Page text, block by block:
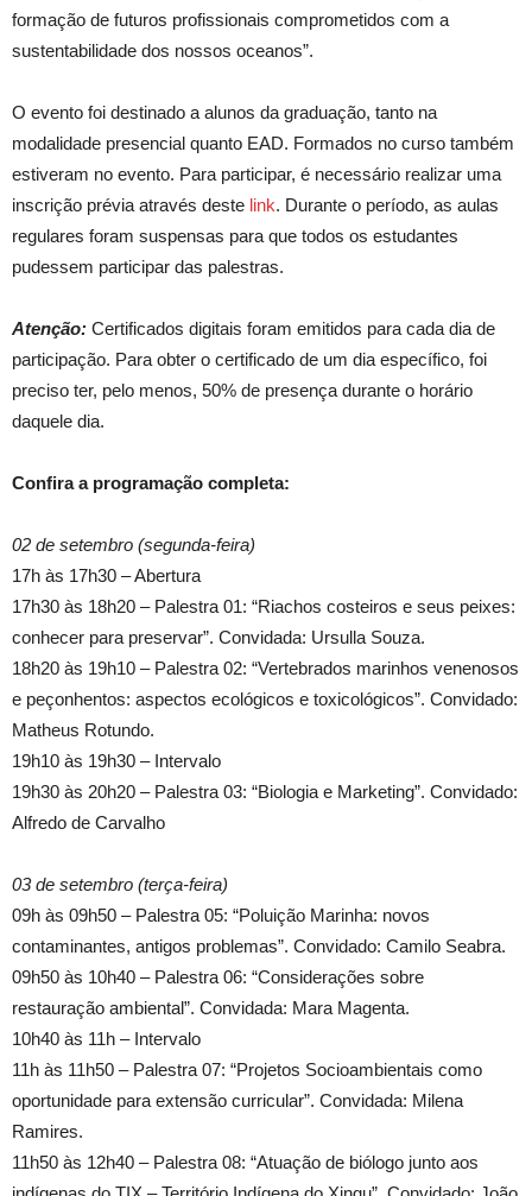
formação de futuros profissionais comprometidos com a
sustentabilidade dos nossos oceanos”.
O evento foi destinado a alunos da graduação, tanto na
modalidade presencial quanto EAD. Formados no curso também
estiveram no evento. Para participar, é necessário realizar uma
inscrição prévia através deste link. Durante o período, as aulas
regulares foram suspensas para que todos os estudantes
pudessem participar das palestras.
Atenção: Certificados digitais foram emitidos para cada dia de
participação. Para obter o certificado de um dia específico, foi
preciso ter, pelo menos, 50% de presença durante o horário
daquele dia.
Confira a programação completa:
02 de setembro (segunda-feira)
17h às 17h30 – Abertura
17h30 às 18h20 – Palestra 01: “Riachos costeiros e seus peixes:
conhecer para preservar”. Convidada: Ursulla Souza.
18h20 às 19h10 – Palestra 02: “Vertebrados marinhos venenosos
e peçonhentos: aspectos ecológicos e toxicológicos”. Convidado:
Matheus Rotundo.
19h10 às 19h30 – Intervalo
19h30 às 20h20 – Palestra 03: “Biologia e Marketing”. Convidado:
Alfredo de Carvalho
03 de setembro (terça-feira)
09h às 09h50 – Palestra 05: “Poluição Marinha: novos
contaminantes, antigos problemas”. Convidado: Camilo Seabra.
09h50 às 10h40 – Palestra 06: “Considerações sobre
restauração ambiental”. Convidada: Mara Magenta.
10h40 às 11h – Intervalo
11h às 11h50 – Palestra 07: “Projetos Socioambientais como
oportunidade para extensão curricular”. Convidada: Milena
Ramires.
11h50 às 12h40 – Palestra 08: “Atuação de biólogo junto aos